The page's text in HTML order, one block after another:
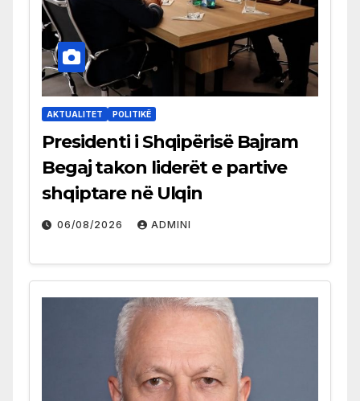
AKTUALITET POLITIKË
Presidenti i Shqipërisë Bajram
Begaj takon liderët e partive
shqiptare në Ulqin
06/08/2026 ADMINI